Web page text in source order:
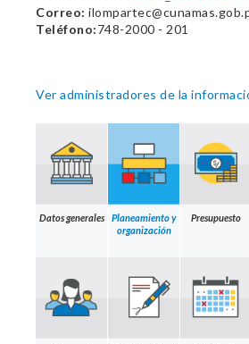
Correo:
Teléfono:748-2000 - 201
Ver administradores de la
Datos generales
Planeamiento y
organización
Presupuesto